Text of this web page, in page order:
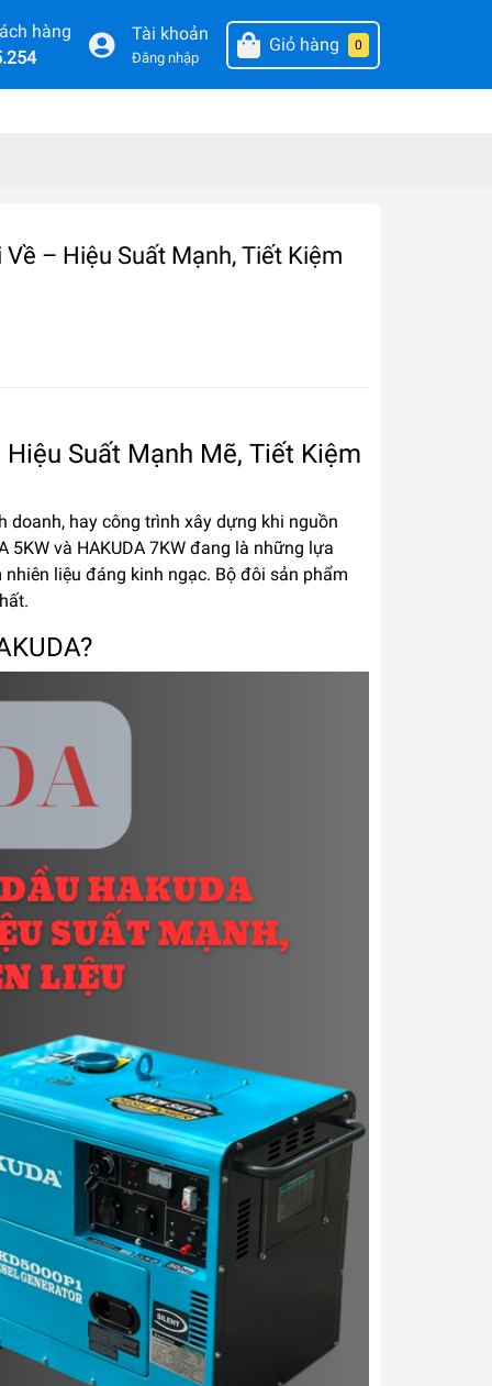
hàng
Tài khoản
Đăng nhập
Giỏ hàng 0
– Hiệu Suất Mạnh, Tiết Kiệm
Suất Mạnh Mẽ, Tiết Kiệm
hay công trình xây dựng khi nguồn
và HAKUDA 7KW đang là những lựa
liệu đáng kinh ngạc. Bộ đôi sản phẩm